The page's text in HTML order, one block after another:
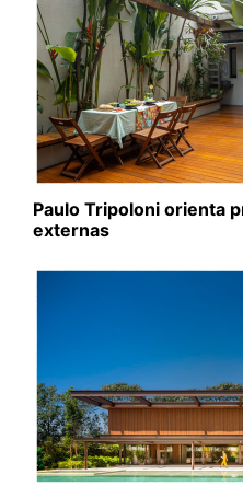
Paulo Tripoloni orienta
externas